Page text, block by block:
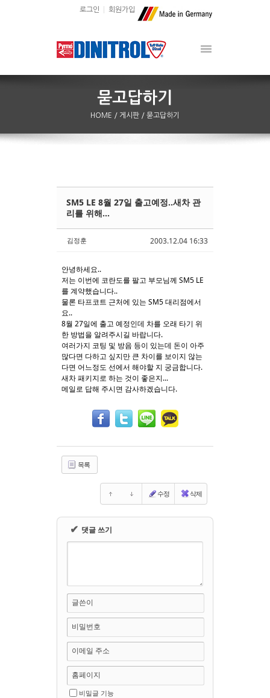
로그인 회원가입
HOME / 게시판 / 묻고답하기
2003.12.04 16:33
SM5 LE 8월 27일 출고예정..새차 관
리를 위해...
김정훈
안녕하세요..
저는 이번에 코란도를 팔고 부모님께 SM5 LE
를 계약했습니다..
물론 타프코트 근처에 있는 SM5 대리점에서
요..
8월 27일에 출고 예정인데 차를 오래 타기 위
한 방법을 알려주시길 바랍니다.
여러가지 코팅 및 방음 등이 있는데 돈이 아주
많다면 다하고 싶지만 큰 차이를 보이지 않는
다면 어느정도 선에서 해야할 지 궁금합니다.
새차 패키지로 하는 것이 좋은지...
메일로 답해 주시면 감사하겠습니다.
목록
수정 삭제
✔ 댓글 쓰기
글쓴이
비밀번호
이메일 주소
홈페이지
비밀글 기능
Sketchbook5, 스케치북5
Sketchbook5, 스케치북5
Sketchbook5, 스케치북5
Sketchbook5, 스케치북5